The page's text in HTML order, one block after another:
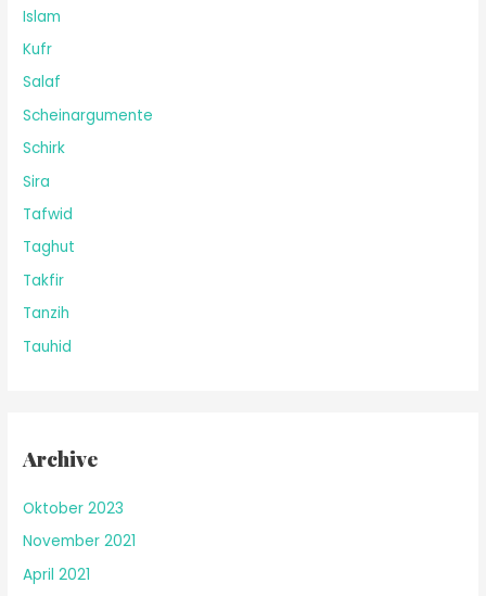
Islam
Kufr
Salaf
Scheinargumente
Schirk
Sira
Tafwid
Taghut
Takfir
Tanzih
Tauhid
Archive
Oktober 2023
November 2021
April 2021